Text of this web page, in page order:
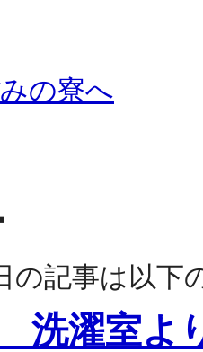
の寮へ
の記事は以下
洗濯室よ